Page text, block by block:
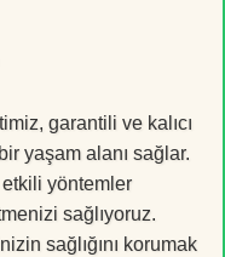
garantili ve kalıcı
yaşam alanı sağlar.
etkili yöntemler
sağlıyoruz.
sağlığını korumak